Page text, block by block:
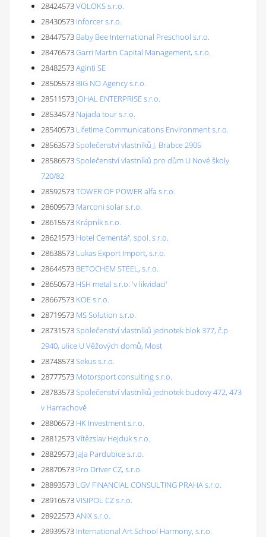
28424573VOLOKS s.r.o.
28430573 Inforcer s.r.o.
28447573 Baby Bee International Preschool s.r.o.
28476573Garri Martin Capital Management, s.r.o.
28482573Aginti SE
28505573 BIG NO Agency s.r.o.
28511573 JOHAL ENTERPRISE s.r.o.
28534573 Najada tour s.r.o.
28540573 Lifetime Communications Environment s.r.o.
28563573Společenství vlastníků J. Brabce 2905
28586573Společenství vlastníků pro dům U Nové školy
720/82
28592573TOWER OF POWER alfa s.r.o.
28609573 Marconi solar s.r.o.
28615573 Krápník s.r.o.
28621573 Hotel Cementář, spol. s r.o.
28638573 Lukas Export Import, s.r.o.
28644573 BETOCHEM STEEL, s.r.o.
28650573 HSH metal s.r.o. 'v likvidaci'
28667573 KOE s.r.o.
28719573 MS Solution s.r.o.
28731573Společenství vlastníků jednotek blok 377, č.p.
2940, ulice U Věžových domů, Most
28748573Sekus s.r.o.
28777573 Motorsport consulting s.r.o.
28783573Společenství vlastníků jednotek budovy 472, 473
v Harrachově
28806573 HK Investment s.r.o.
28812573Vítězslav Hejduk s.r.o.
28829573 JaJa Pardubice s.r.o.
28870573 Pro Driver CZ, s.r.o.
28893573 LGV FINANCIAL CONSULTING PRAHA s.r.o.
28916573VISIPOL CZ s.r.o.
28922573ANIX s.r.o.
28939573 International Art School Harmony, s.r.o.